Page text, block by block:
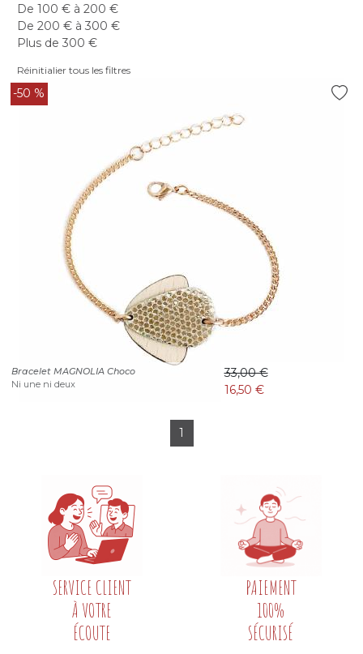
De 100 € à 200 €
De 200 € à 300 €
Plus de 300 €
Réinitialier tous les filtres
-50 %
Bracelet MAGNOLIA Choco
Ni une ni deux
33,00 €
16,50 €
1
SERVICE CLIENT
À VOTRE
ÉCOUTE
PAIEMENT
100%
SÉCURISÉ